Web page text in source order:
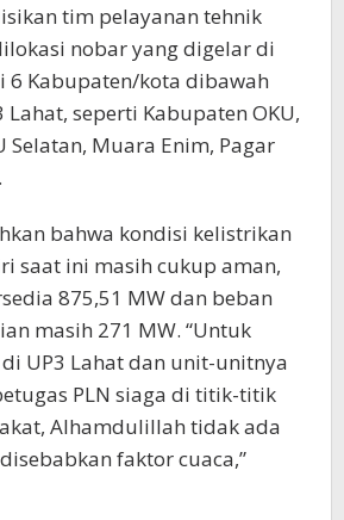
tim pelayanan tehnik
nobar yang digelar di
6 Kabupaten/kota dibawah
Lahat, seperti Kabupaten OKU,
Selatan, Muara Enim, Pagar
bahwa kondisi kelistrikan
saat ini masih cukup aman,
875,51 MW dan beban
masih 271 MW. “Untuk
UP3 Lahat dan unit-unitnya
PLN siaga di titik-titik
Alhamdulillah tidak ada
faktor cuaca,”